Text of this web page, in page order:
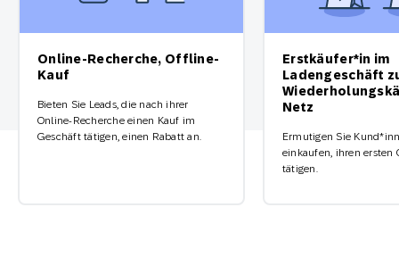
Online-Recherche, Offline-
Kauf
Bieten Sie Leads, die nach ihrer
Online-Recherche einen Kauf im
Geschäft tätigen, einen Rabatt an.
Erstkäufer*in im
Ladengeschäft
Netz
Ermutigen Sie
einkaufen, ihren ersten
tätigen.